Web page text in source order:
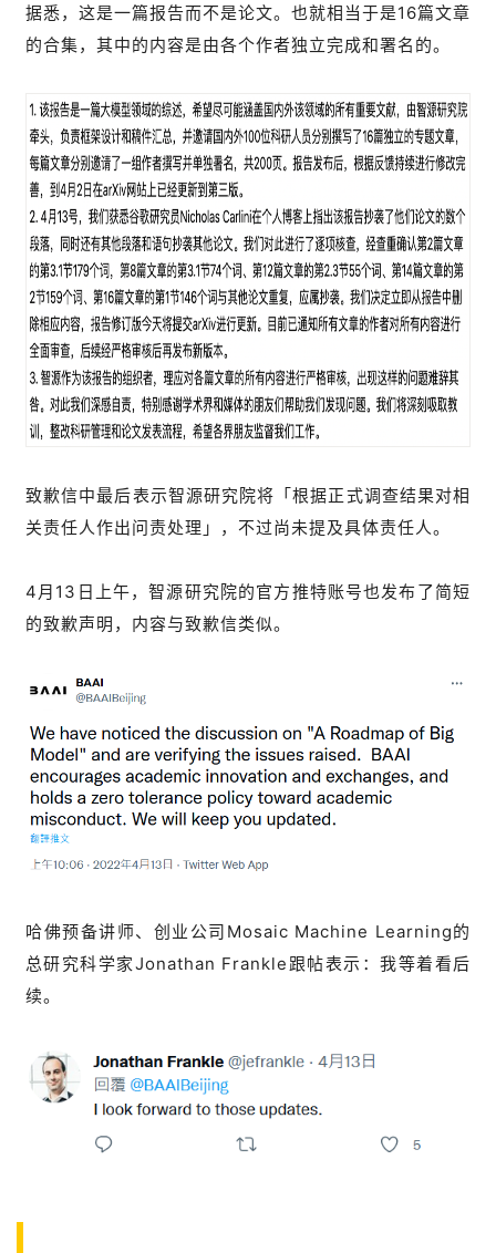
据悉，这是一篇报告而不是论文。也就相当于是16篇文章
的合集，其中的内容是由各个作者独立完成和署名的。
致歉信中最后表示智源研究院将「根据正式调查结果对相
关责任人作出问责处理」，不过尚未提及具体责任人。
4月13日上午，智源研究院的官方推特账号也发布了简短
的致歉声明，内容与致歉信类似。
哈佛预备讲师、创业公司Mosaic Machine Learning的
总研究科学家Jonathan Frankle跟帖表示：我等着看后
续。